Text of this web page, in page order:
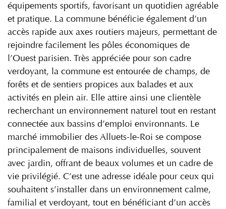
équipements sportifs, favorisant un quotidien agréable
et pratique. La commune bénéficie également d’un
accès rapide aux axes routiers majeurs, permettant de
rejoindre facilement les pôles économiques de
l’Ouest parisien. Très appréciée pour son cadre
verdoyant, la commune est entourée de champs, de
forêts et de sentiers propices aux balades et aux
activités en plein air. Elle attire ainsi une clientèle
recherchant un environnement naturel tout en restant
connectée aux bassins d’emploi environnants. Le
marché immobilier des Alluets-le-Roi se compose
principalement de maisons individuelles, souvent
avec jardin, offrant de beaux volumes et un cadre de
vie privilégié. C’est une adresse idéale pour ceux qui
souhaitent s’installer dans un environnement calme,
familial et verdoyant, tout en bénéficiant d’un accès